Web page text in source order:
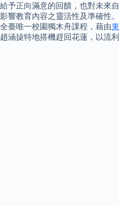
給予正向滿意的回饋，也對未來
影響教育內容之靈活性及準確性
全臺唯一校園獨木舟課程，藉由
趙涵㨗特地搭機趕回花蓮，以流